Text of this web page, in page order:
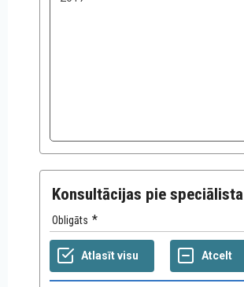
Konsultācijas pie speciālista
Obligāts